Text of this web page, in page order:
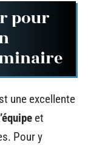
pour
une excellente
et
Pour y